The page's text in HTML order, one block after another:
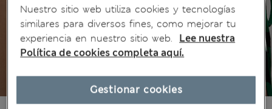
Nuestro sitio web utiliza cookies y tecnologías
similares para diversos fines, como mejorar tu
experiencia en nuestro sitio web.
Lee nuestra
Política de cookies completa aquí.
Gestionar cookies